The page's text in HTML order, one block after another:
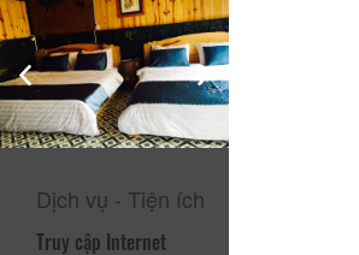
tĩnh, lãng mạn vào ban ngày mà buổi tối
quần bên ánh lửa hồng để nhân nhi
vời, tận hưởng 1 không khí vô cùng ấm áp
Liên hệ ngay để chọn cho mình 1 căn
bạn
Dịch vụ - Tiện ích
Truy cập Internet